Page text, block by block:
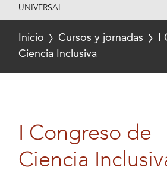
UNIVERSAL
Inicio Cursos y jornadas
Ciencia Inclusiva
I Congreso de
Ciencia